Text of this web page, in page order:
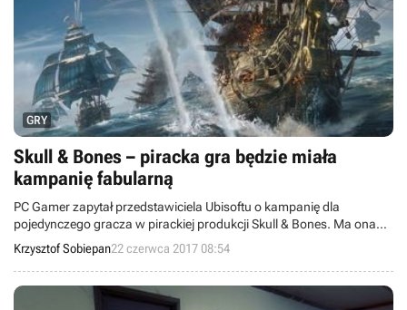
GRY
Skull & Bones – piracka gra będzie miała
kampanię fabularną
PC Gamer zapytał przedstawiciela Ubisoftu o kampanię dla
pojedynczego gracza w pirackiej produkcji Skull & Bones. Ma ona
stanowić odrębną całość i nie być jedynie dodatkiem do rozgrywki
wieloosobowej.
Krzysztof Sobiepan22 czerwca 2017 08:54